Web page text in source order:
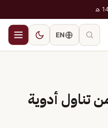
EN
تناول أدوية